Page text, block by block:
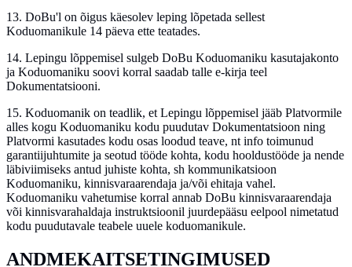
13. DoBu'l on õigus käesolev leping lõpetada sellest
Koduomanikule 14 päeva ette teatades.
14. Lepingu lõppemisel sulgeb DoBu Koduomaniku kasutajakonto
ja Koduomaniku soovi korral saadab talle e-kirja teel
Dokumentatsiooni.
15. Koduomanik on teadlik, et Lepingu lõppemisel jääb Platvormile
alles kogu Koduomaniku kodu puudutav Dokumentatsioon ning
Platvormi kasutades kodu osas loodud teave, nt info toimunud
garantiijuhtumite ja seotud tööde kohta, kodu hooldustööde ja nende
läbiviimiseks antud juhiste kohta, sh kommunikatsioon
Koduomaniku, kinnisvaraarendaja ja/või ehitaja vahel.
Koduomaniku vahetumise korral annab DoBu kinnisvaraarendaja
või kinnisvarahaldaja instruktsioonil juurdepääsu eelpool nimetatud
kodu puudutavale teabele uuele koduomanikule.
ANDMEKAITSETINGIMUSED